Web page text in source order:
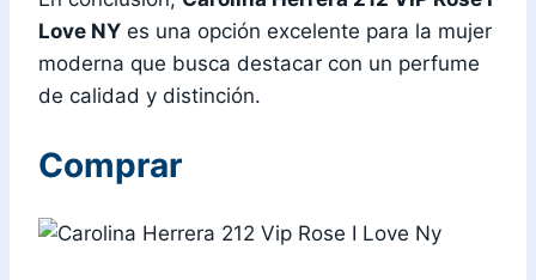
Love NY es una opción excelente para la mujer
moderna que busca destacar con un perfume
de calidad y distinción.
Comprar